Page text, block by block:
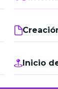
Inicio